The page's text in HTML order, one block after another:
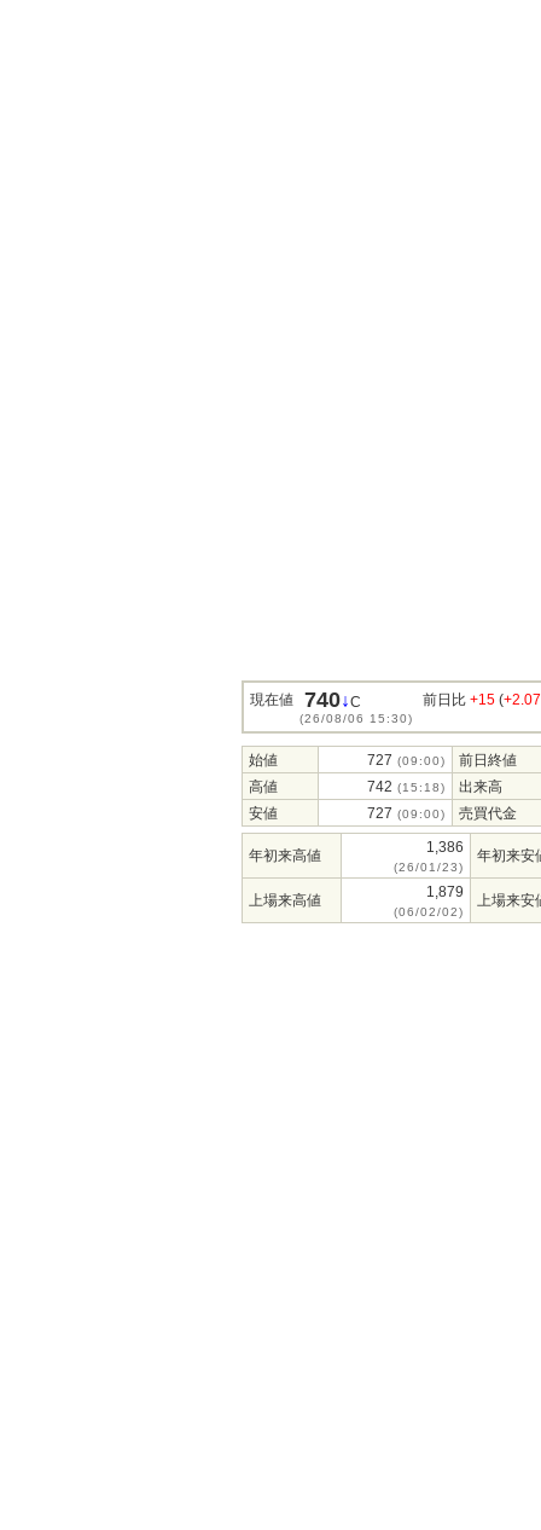
現在値 740↓C
(26/08/06 15:30)
前日比 +15 (
始値 727 (09:00)
前日終値
高値
742 (15:18)
出来高
安値
727 (09:00) 売買代金
年初来高値 1,386
(26/01/23)
年初来安
上場来高値 1,879
(06/02/02)
上場来安